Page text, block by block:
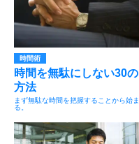
時間術
時間を無駄にしない30の
方法
まず無駄な時間を把握することから始ま
る。